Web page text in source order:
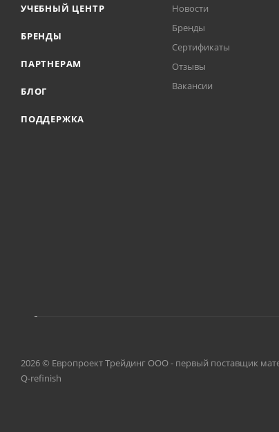
УЧЕБНЫЙ ЦЕНТР
БРЕНДЫ
ПАРТНЕРАМ
БЛОГ
ПОДДЕРЖКА
Новости
Бренды
Сертификаты
Отзывы
Вакансии
2026 © Европроект Tрейдинг ООО - первый поставщик
Q-refinish